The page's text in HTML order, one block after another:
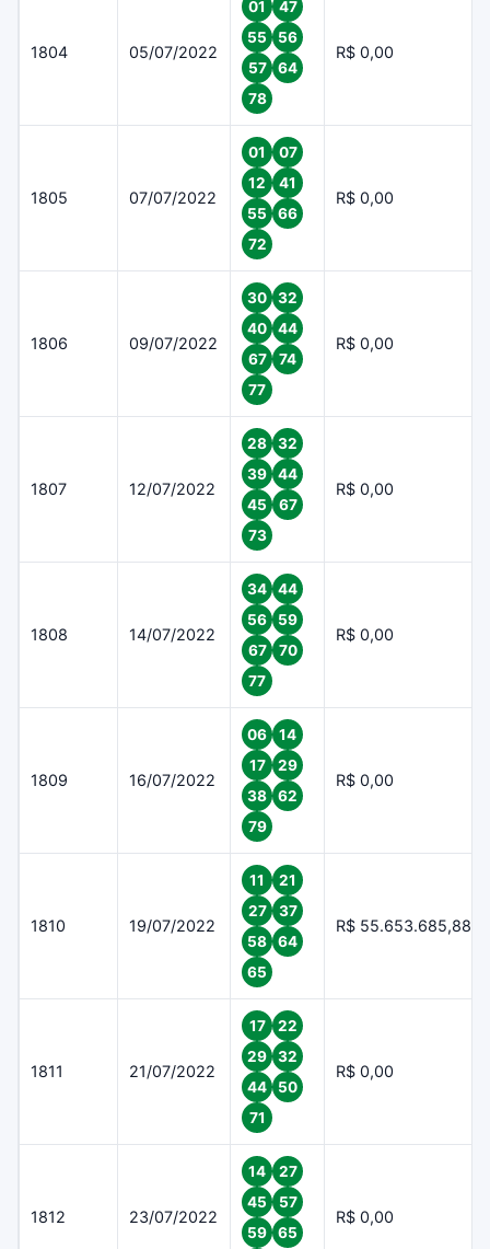
1804 05/07/2022
01
47
55
56
57
64
78
R$ 0,00
1805 07/07/2022
01
07
12
41
55
66
72
R$ 0,00
1806 09/07/2022
30
32
40
44
67
74
77
R$ 0,00
1807 12/07/2022
28
32
39
44
45
67
73
R$ 0,00
1808 14/07/2022
34
44
56
59
67
70
77
R$ 0,00
1809 16/07/2022
06
14
17
29
38
62
79
R$ 0,00
1810 19/07/2022
11
21
27
37
58
64
65
R$ 55.653.685,88
1811 21/07/2022
17
22
29
32
44
50
71
R$ 0,00
1812 23/07/2022
14
27
45
57
59
65
R$ 0,00